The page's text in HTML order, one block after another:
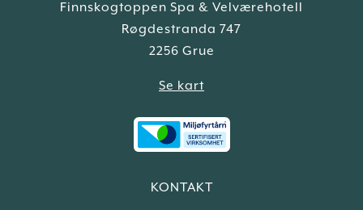
Finnskogtoppen Spa & Velværehotell
Røgdestranda 747
2256 Grue
Se kart
KONTAKT